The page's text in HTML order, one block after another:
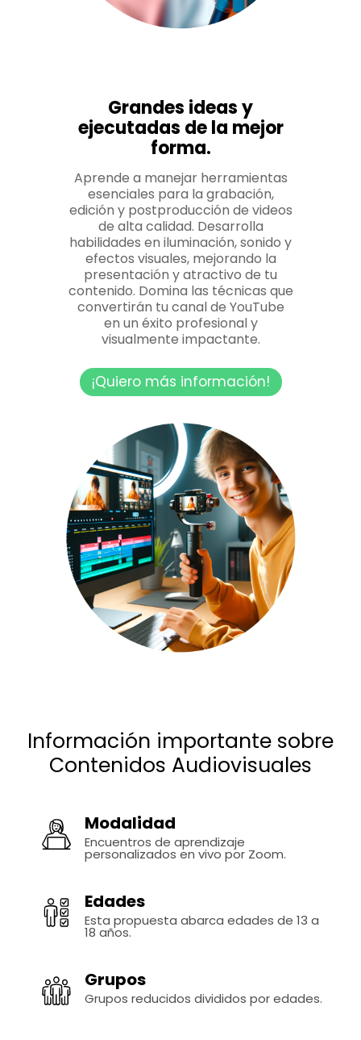
Grandes ideas y
ejecutadas de la mejor
forma.
Aprende a manejar herramientas
esenciales para la grabación,
edición y postproducción de videos
de alta calidad. Desarrolla
habilidades en iluminación, sonido y
efectos visuales, mejorando la
presentación y atractivo de tu
contenido. Domina las técnicas que
convertirán tu canal de YouTube
en un éxito profesional y
visualmente impactante.
¡Quiero más información!
Información importante sobre
Contenidos Audiovisuales
Modalidad
Encuentros de aprendizaje
personalizados en vivo por Zoom.
Edades
Esta propuesta abarca edades de 13 a
18 años.
Grupos
Grupos reducidos divididos por edades.